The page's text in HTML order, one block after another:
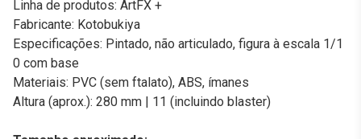
Linha de produtos: ArtFX +
Fabricante: Kotobukiya
Especificações: Pintado, não articulado, figura à escala 1/1
0 com base
Materiais: PVC (sem ftalato), ABS, ímanes
Altura (aprox.): 280 mm | 11 (incluindo blaster)